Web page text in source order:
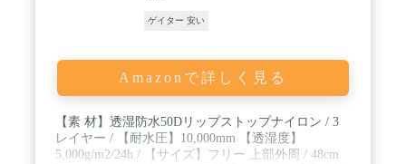
ゲイター 安い
Amazonで詳しく見る
【素 材】透湿防水50Dリップストップナイロン / 3
レイヤー / 【耐水圧】10,000mm 【透湿度】
5,000g/m2/24h / 【サイズ】フリー 上部外周 / 48cm